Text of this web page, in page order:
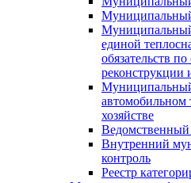
единой
обязательств по
реконструкции
автомобильном
хозяйстве
Ведомственный
Внутренний
контроль
Реестр